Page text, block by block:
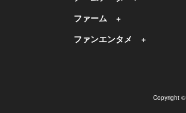
ファーム
ファンエンタメ
Copyright